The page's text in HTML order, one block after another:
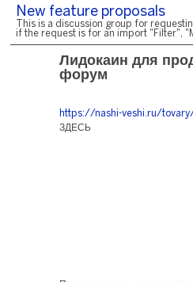
New feature proposals
This is a discussion group for
if the request is for an import "Filter",
Лидокаин для
форум
https://nashi-veshi.ru/
ЗДЕСЬ